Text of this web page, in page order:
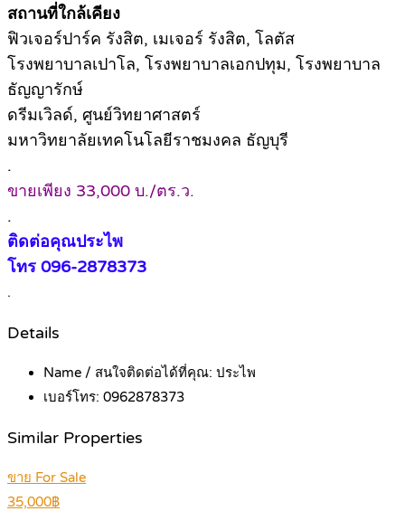
สถานที่ใกล้เคียง
ฟิวเจอร์ปาร์ค รังสิต, เมเจอร์ รังสิต, โลตัส
โรงพยาบาลเปาโล, โรงพยาบาลเอกปทุม, โรงพยาบาล
ธัญญารักษ์
ดรีมเวิลด์, ศูนย์วิทยาศาสตร์
มหาวิทยาลัยเทคโนโลยีราชมงคล ธัญบุรี
.
ขายเพียง 33,000 บ./ตร.ว.
.
ติดต่อคุณประไพ
โทร 096-2878373
.
Details
Name / สนใจติดต่อได้ที่คุณ: ประไพ
เบอร์โทร: 0962878373
Similar Properties
ขาย For Sale
35,000฿